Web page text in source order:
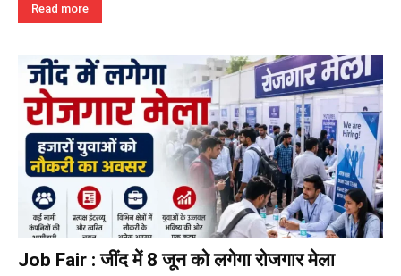
Read more
Job Fair : जींद में 8 जून को लगेगा रोजगार मेला